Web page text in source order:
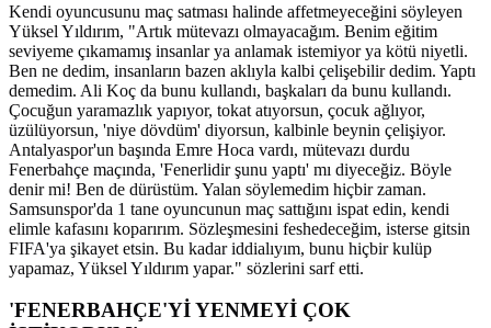
Kendi oyuncusunu maç satması halinde affetmeyeceğini söyleyen
Yüksel Yıldırım, "Artık mütevazı olmayacağım. Benim eğitim
seviyeme çıkamamış insanlar ya anlamak istemiyor ya kötü niyetli.
Ben ne dedim, insanların bazen aklıyla kalbi çelişebilir dedim. Yaptı
demedim. Ali Koç da bunu kullandı, başkaları da bunu kullandı.
Çocuğun yaramazlık yapıyor, tokat atıyorsun, çocuk ağlıyor,
üzülüyorsun, 'niye dövdüm' diyorsun, kalbinle beynin çelişiyor.
Antalyaspor'un başında Emre Hoca vardı, mütevazı durdu
Fenerbahçe maçında, 'Fenerlidir şunu yaptı' mı diyeceğiz. Böyle
denir mi! Ben de dürüstüm. Yalan söylemedim hiçbir zaman.
Samsunspor'da 1 tane oyuncunun maç sattığını ispat edin, kendi
elimle kafasını koparırım. Sözleşmesini feshedeceğim, isterse gitsin
FIFA'ya şikayet etsin. Bu kadar iddialıyım, bunu hiçbir kulüp
yapamaz, Yüksel Yıldırım yapar." sözlerini sarf etti.
'FENERBAHÇE'Yİ YENMEYİ ÇOK